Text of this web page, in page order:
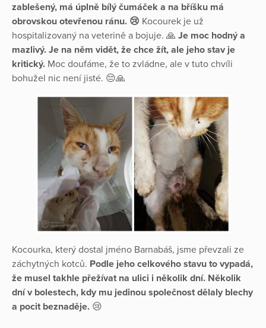
zablešený, má úplně bílý čumáček a na bříšku má
obrovskou otevřenou ránu. 😢 Kocourek je už
hospitalizovaný na veterině a bojuje. 🙏 Je moc hodný a
mazlivý. Je na něm vidět, že chce žít, ale jeho stav je
kritický. Moc doufáme, že to zvládne, ale v tuto chvíli
bohužel nic není jisté. 😔🙏
Kocourka, který dostal jméno Barnabáš, jsme převzali ze
záchytných kotců. Podle jeho celkového stavu to vypadá,
že musel takhle přežívat na ulici i několik dní. Několik
dní v bolestech, kdy mu jedinou společnost dělaly blechy
a pocit beznaděje. 😢